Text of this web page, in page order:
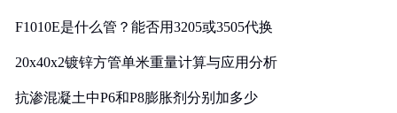
F1010E是什么管？能否用3205或3505代换
20x40x2镀锌方管单米重量计算与应用分析
抗渗混凝土中P6和P8膨胀剂分别加多少